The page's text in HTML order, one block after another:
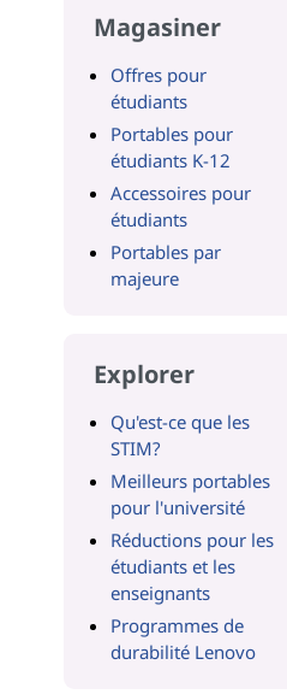
Magasiner
Offres pour
étudiants
Portables pour
étudiants K-12
Accessoires pour
étudiants
Portables par
majeure
Explorer
Qu'est-ce que les
STIM?
Meilleurs portables
pour l'université
Réductions pour les
étudiants et les
enseignants
Programmes de
durabilité Lenovo